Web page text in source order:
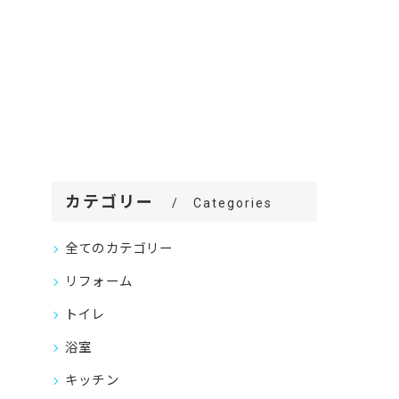
カテゴリー Categories
全てのカテゴリー
リフォーム
トイレ
浴室
キッチン